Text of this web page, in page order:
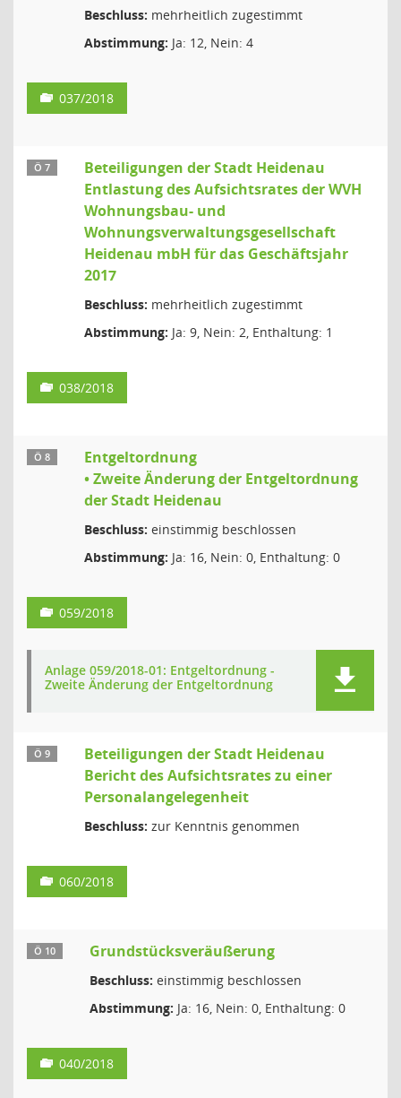
Beschluss: mehrheitlich zugestimmt
Abstimmung: Ja: 12, Nein: 4
037/2018
Ö 7
Beteiligungen der Stadt Heidenau
Entlastung des Aufsichtsrates der WVH
Wohnungsbau- und
Wohnungsverwaltungsgesellschaft
Heidenau mbH für das Geschäftsjahr
2017
Beschluss: mehrheitlich zugestimmt
Abstimmung: Ja: 9, Nein: 2, Enthaltung: 1
038/2018
Ö 8
Entgeltordnung
• Zweite Änderung der Entgeltordnung
der Stadt Heidenau
Beschluss: einstimmig beschlossen
Abstimmung: Ja: 16, Nein: 0, Enthaltung: 0
059/2018
Anlage 059/2018-01: Entgeltordnung -
Zweite Änderung der Entgeltordnung
Ö 9
Beteiligungen der Stadt Heidenau
Bericht des Aufsichtsrates zu einer
Personalangelegenheit
Beschluss: zur Kenntnis genommen
060/2018
Ö 10 Grundstücksveräußerung
Beschluss: einstimmig beschlossen
Abstimmung: Ja: 16, Nein: 0, Enthaltung: 0
040/2018